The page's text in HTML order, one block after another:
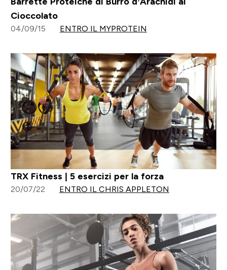
Cioccolato
04/09/15 ENTRO IL MYPROTEIN
TRX Fitness | 5 esercizi per la forza
20/07/22 ENTRO IL CHRIS APPLETON